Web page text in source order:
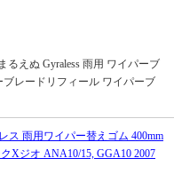
えぬ Gyraless 雨用 ワイパーブ
レードリフィール ワイパーブ
ス 雨用ワイパー替えゴム 400mm
Xジオ ANA10/15, GGA10 2007